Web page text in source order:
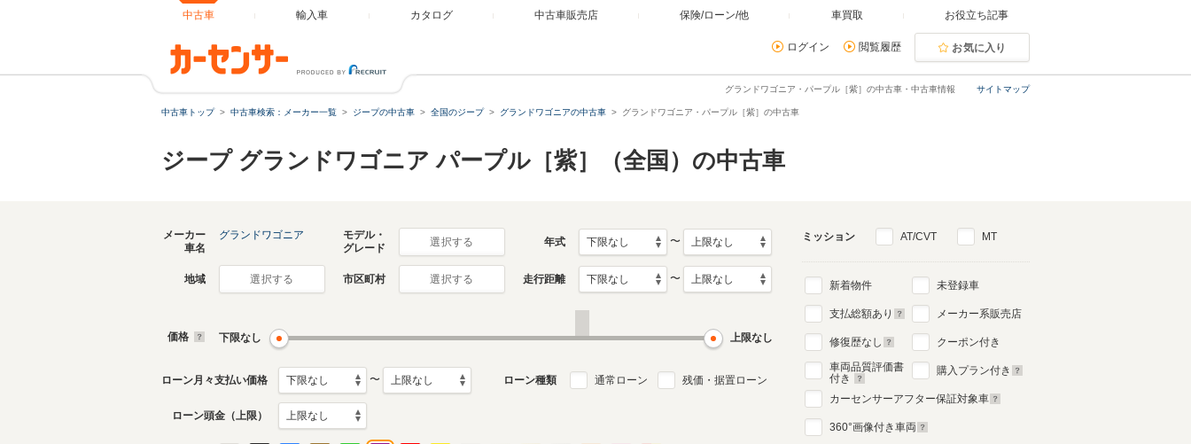
中古車 輸入車 カタログ 中古車販売店 保険/ローン/他 車買取 お役立ち記事
ログイン 閲覧履歴 お気に入り
サイトマップ
グランドワゴニア・パープル［紫］の中古車・中古車情報
中古車トップ 中古車検索：メーカー一覧 ジープの中古車 全国のジープ グランドワゴニアの中古車 グランドワゴニア・パープル［紫］の中古車
ジープ グランドワゴニア パープル［紫］（全国）の中古車
メーカー
車名
グランドワゴニア
モデル・
グレード
選択する 年式 〜
地域 選択する 市区町村 選択する 走行距離 〜
価格 下限なし 上限なし
ローン月々支払い価格 〜 ローン種類 通常ローン 残価・据置ローン
ローン頭金（上限）
ミッション AT/CVT MT
新着物件
支払総額あり
修復歴なし
車両品質評価書
付き
未登録車
メーカー系販売店
クーポン付き
購入プラン付き
カーセンサーアフター保証対象車
360°画像付き車両